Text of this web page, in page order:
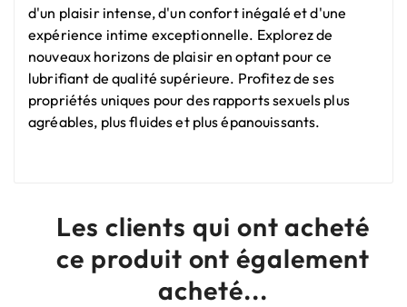
d'un plaisir intense, d'un confort inégalé et d'une
expérience intime exceptionnelle. Explorez de
nouveaux horizons de plaisir en optant pour ce
lubrifiant de qualité supérieure. Profitez de ses
propriétés uniques pour des rapports sexuels plus
agréables, plus fluides et plus épanouissants.
Les clients qui ont acheté
ce produit ont également
acheté...